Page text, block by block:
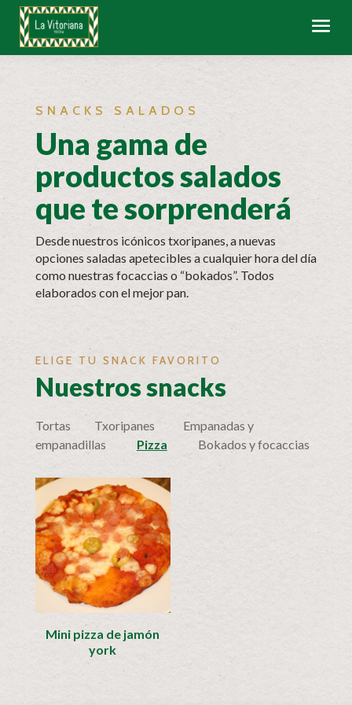
SNACKS SALADOS
Una gama de
productos salados
que te sorprenderá
Desde nuestros icónicos txoripanes, a nuevas
opciones saladas apetecibles a cualquier hora del día
como nuestras focaccias o “bokados”. Todos
elaborados con el mejor pan.
ELIGE TU SNACK FAVORITO
Nuestros snacks
Tortas Txoripanes
Empanadas y
empanadillas
Pizza Bokados y focaccias
Mini pizza de jamón
york